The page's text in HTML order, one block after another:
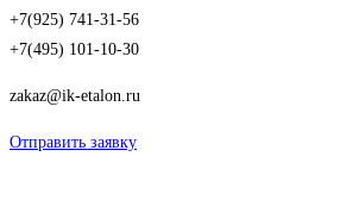
+7(925) 741-31-56
+7(495) 101-10-30
zakaz@ik-etalon.ru
Отправить заявку